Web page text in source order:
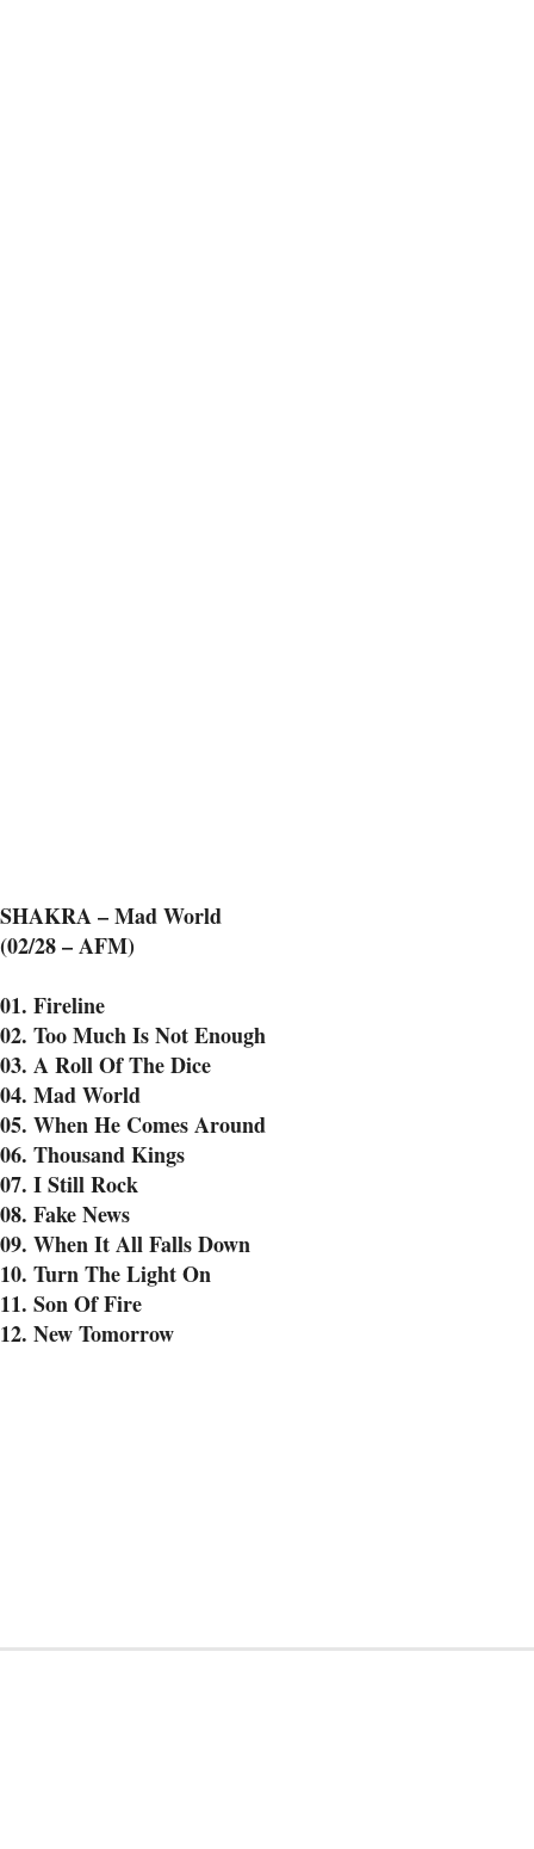
SHAKRA – Mad World
(02/28 – AFM)
01. Fireline
02. Too Much Is Not Enough
03. A Roll Of The Dice
04. Mad World
05. When He Comes Around
06. Thousand Kings
07. I Still Rock
08. Fake News
09. When It All Falls Down
10. Turn The Light On
11. Son Of Fire
12. New Tomorrow